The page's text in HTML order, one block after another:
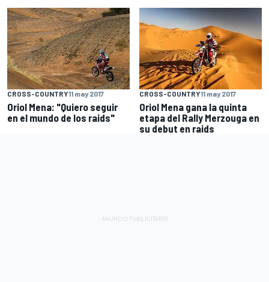
CROSS-COUNTRY11 may 2017
Oriol Mena: "Quiero seguir
en el mundo de los raids"
CROSS-COUNTRY11 may 2017
Oriol Mena gana la quinta
etapa del Rally Merzouga en
su debut en raids